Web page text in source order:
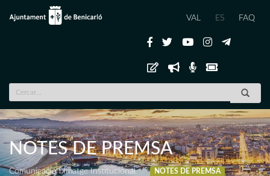
VAL ES FAQ
NOTES DE PREMSA
Comunicació i Imatge Institucional NOTES DE PREMSA